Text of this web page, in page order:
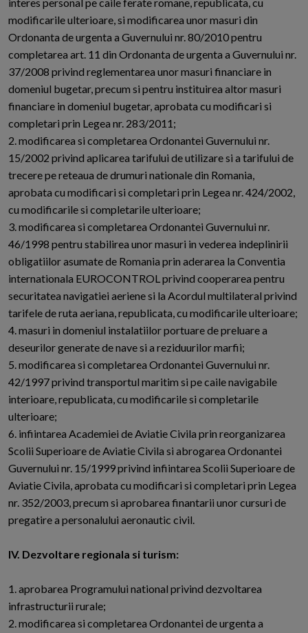
modificarile ulterioare, si modificarea unor masuri din
Ordonanta de urgenta a Guvernului nr. 80/2010 pentru
completarea art. 11 din Ordonanta de urgenta a Guvernului nr.
37/2008 privind reglementarea unor masuri financiare in
domeniul bugetar, precum si pentru instituirea altor masuri
financiare in domeniul bugetar, aprobata cu modificari si
completari prin Legea nr. 283/2011;
2. modificarea si completarea Ordonantei Guvernului nr.
15/2002 privind aplicarea tarifului de utilizare si a tarifului de
trecere pe reteaua de drumuri nationale din Romania,
aprobata cu modificari si completari prin Legea nr. 424/2002,
cu modificarile si completarile ulterioare;
3. modificarea si completarea Ordonantei Guvernului nr.
46/1998 pentru stabilirea unor masuri in vederea indeplinirii
obligatiilor asumate de Romania prin aderarea la Conventia
internationala EUROCONTROL privind cooperarea pentru
securitatea navigatiei aeriene si la Acordul multilateral privind
tarifele de ruta aeriana, republicata, cu modificarile ulterioare;
4. masuri in domeniul instalatiilor portuare de preluare a
deseurilor generate de nave si a reziduurilor marfii;
5. modificarea si completarea Ordonantei Guvernului nr.
42/1997 privind transportul maritim si pe caile navigabile
interioare, republicata, cu modificarile si completarile
ulterioare;
6. infiintarea Academiei de Aviatie Civila prin reorganizarea
Scolii Superioare de Aviatie Civila si abrogarea Ordonantei
Guvernului nr. 15/1999 privind infiintarea Scolii Superioare de
Aviatie Civila, aprobata cu modificari si completari prin Legea
nr. 352/2003, precum si aprobarea finantarii unor cursuri de
pregatire a personalului aeronautic civil.
IV. Dezvoltare regionala si turism:
1. aprobarea Programului national privind dezvoltarea
infrastructurii rurale;
2. modificarea si completarea Ordonantei de urgenta a